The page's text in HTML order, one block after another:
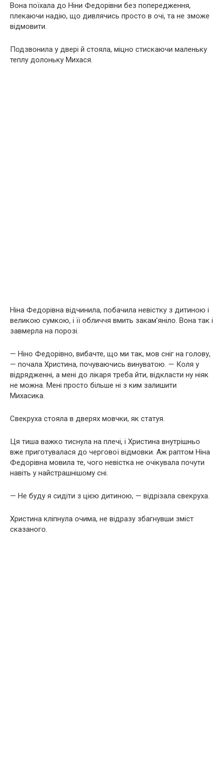
Вона поїхала до Ніни Федорівни без попередження,
плекаючи надію, що дивлячись просто в очі, та не зможе
відмовити.
Подзвонила у двері й стояла, міцно стискаючи маленьку
теплу долоньку Михася.
Ніна Федорівна відчинила, побачила невістку з дитиною і
великою сумкою, і її обличчя вмить закам’яніло. Вона так і
завмерла на порозі.
— Ніно Федорівно, вибачте, що ми так, мов сніг на голову,
— почала Христина, почуваючись винуватою. — Коля у
відрядженні, а мені до лікаря треба йти, відкласти ну ніяк
не можна. Мені просто більше ні з ким залишити
Михасика.
Свекруха стояла в дверях мовчки, як статуя.
Ця тиша важко тиснула на плечі, і Христина внутрішньо
вже приготувалася до чергової відмовки. Аж раптом Ніна
Федорівна мовила те, чого невістка не очікувала почути
навіть у найстрашнішому сні.
— Не буду я сидіти з цією дитиною, — відрізала свекруха.
Христина кліпнула очима, не відразу збагнувши зміст
сказаного.